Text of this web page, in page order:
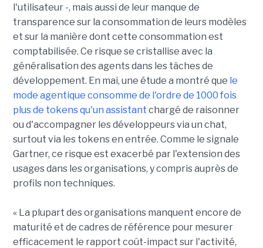
l'utilisateur -, mais aussi de leur manque de
transparence sur la consommation de leurs modèles
et sur la manière dont cette consommation est
comptabilisée. Ce risque se cristallise avec la
généralisation des agents dans les tâches de
développement. En mai, une étude a montré que le
mode agentique consomme de l'ordre de 1000 fois
plus de tokens qu'un assistant chargé de raisonner
ou d'accompagner les développeurs via un chat,
surtout via les tokens en entrée. Comme le signale
Gartner, ce risque est exacerbé par l'extension des
usages dans les organisations, y compris auprès de
profils non techniques.
« La plupart des organisations manquent encore de
maturité et de cadres de référence pour mesurer
efficacement le rapport coût-impact sur l'activité,